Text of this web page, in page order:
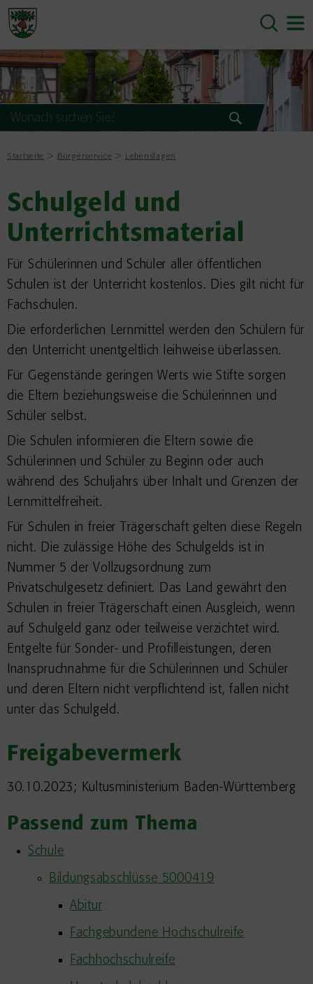
Startseite Bürgerservice Lebenslagen
Schulgeld und
Unterrichtsmaterial
Für Schülerinnen und Schüler aller öffentlichen
Schulen ist der Unterricht kostenlos. Dies gilt nicht für
Fachschulen.
Die erforderlichen Lernmittel werden den Schülern für
den Unterricht unentgeltlich leihweise überlassen.
Für Gegenstände geringen Werts wie Stifte sorgen
die Eltern beziehungsweise die Schülerinnen und
Schüler selbst.
Die Schulen informieren die Eltern sowie die
Schülerinnen und Schüler zu Beginn oder auch
während des Schuljahrs über Inhalt und Grenzen der
Lernmittelfreiheit.
Für Schulen in freier Trägerschaft gelten diese Regeln
nicht. Die zulässige Höhe des Schulgelds ist in
Nummer 5 der Vollzugsordnung zum
Privatschulgesetz definiert. Das Land gewährt den
Schulen in freier Trägerschaft einen Ausgleich, wenn
auf Schulgeld ganz oder teilweise verzichtet wird.
Entgelte für Sonder- und Profilleistungen, deren
Inanspruchnahme für die Schülerinnen und Schüler
und deren Eltern nicht verpflichtend ist, fallen nicht
unter das Schulgeld.
Freigabevermerk
30.10.2023; Kultusministerium Baden-Württemberg
Passend zum Thema
Schule
Bildungsabschlüsse 5000419
Abitur
Fachgebundene Hochschulreife
Fachhochschulreife